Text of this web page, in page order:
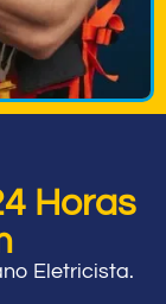
Horas
Eletricista.